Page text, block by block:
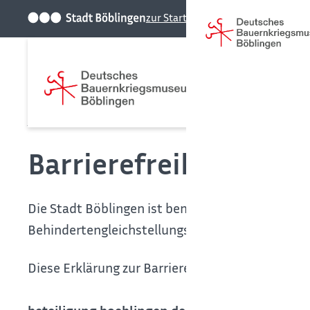
zur Startseite der Stadt
Die Stadt Böblingen ist bemüht, ihre Webseiten
Behindertengleichstellungsgesetzes (L-BGG)
Diese Erklärung zur Barrierefreiheit gilt für